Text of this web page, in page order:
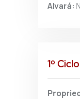
Alvará:
1º